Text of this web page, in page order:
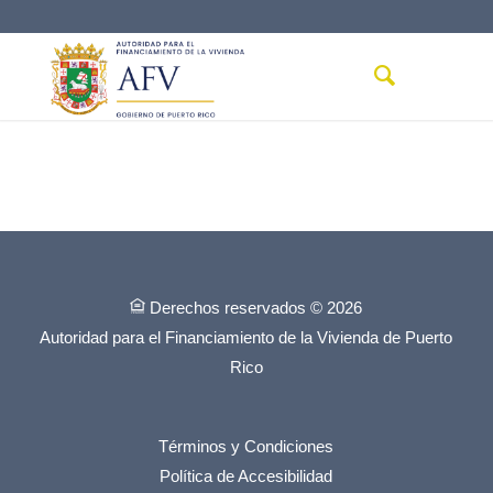
Derechos reservados © 2026
Autoridad para el Financiamiento de la Vivienda de Puerto
Rico
Términos y Condiciones
Política de Accesibilidad